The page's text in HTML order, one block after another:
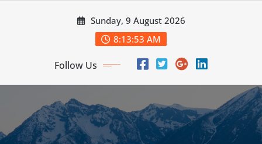
Sunday, 9 August 2026
8:13:55 AM
Follow Us